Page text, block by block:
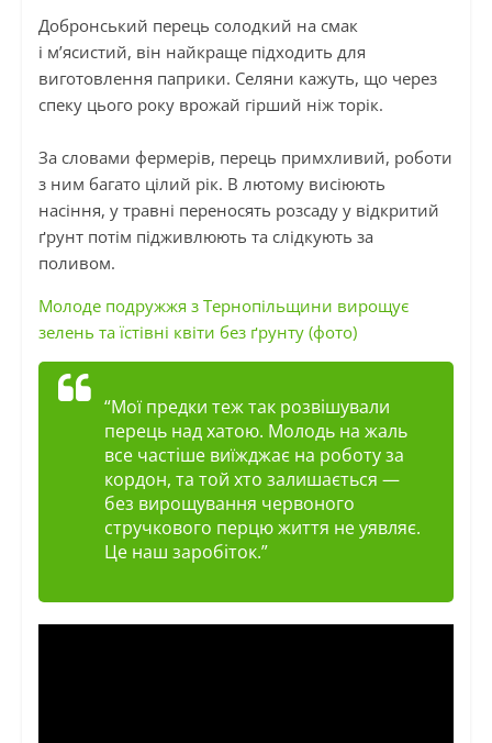
Добронський перець солодкий на смак
і м’ясистий, він найкраще підходить для
виготовлення паприки. Селяни кажуть, що через
спеку цього року врожай гірший ніж торік.
За словами фермерів, перець примхливий, роботи
з ним багато цілий рік. В лютому висіюють
насіння, у травні переносять розсаду у відкритий
ґрунт потім підживлюють та слідкують за
поливом.
Молоде подружжя з Тернопільщини вирощує
зелень та їстівні квіти без ґрунту (фото)
“Мої предки теж так розвішували
перець над хатою. Молодь на жаль
все частіше виїжджає на роботу за
кордон, та той хто залишається —
без вирощування червоного
стручкового перцю життя не уявляє.
Це наш заробіток.”